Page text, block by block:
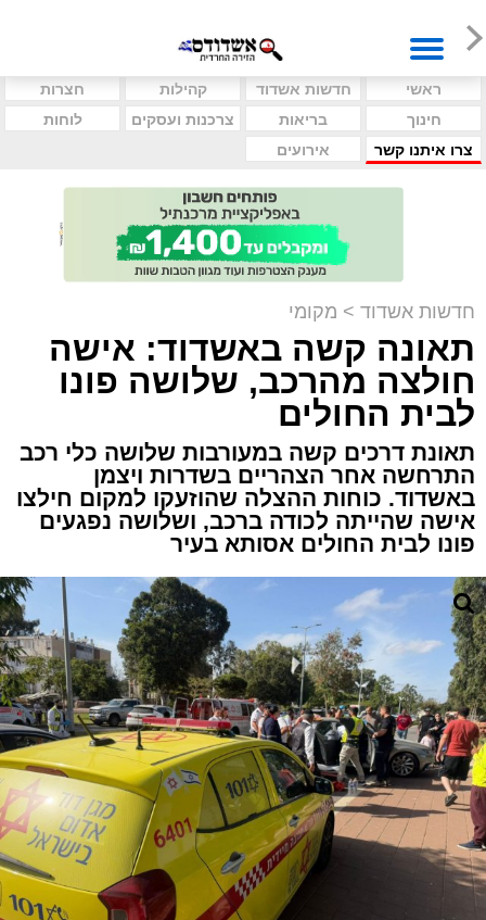
ראשי חדשות אשדוד קהילות
חצרות
חינוך
בריאות צרכנות ועסקים
לוחות
צרו איתנו קשר
אירועים
חדשות אשדוד > מקומי
תאונה קשה באשדוד: אישה
חולצה מהרכב, שלושה פונו
לבית החולים
תאונת דרכים קשה במעורבות שלושה כלי רכב
התרחשה אחר הצהריים בשדרות ויצמן
באשדוד. כוחות ההצלה שהוזעקו למקום חילצו
אישה שהייתה לכודה ברכב, ושלושה נפגעים
פונו לבית החולים אסותא בעיר